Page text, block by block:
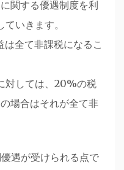
関する優遇制度を利
いきます。
全て非課税になるこ
対しては、20%の税
場合はそれが全て非
遇が受けられる点で